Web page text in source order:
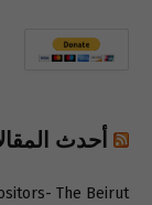
أحدث
The Beirut